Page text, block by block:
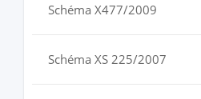
Schéma X477/2009
Schéma XS 225/2007